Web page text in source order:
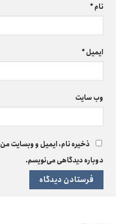
نام*
ایمیل*
وب‌ سایت
ذخیره نام، ایمیل و وبسایت من
دوباره دیدگاهی می‌نویسم.